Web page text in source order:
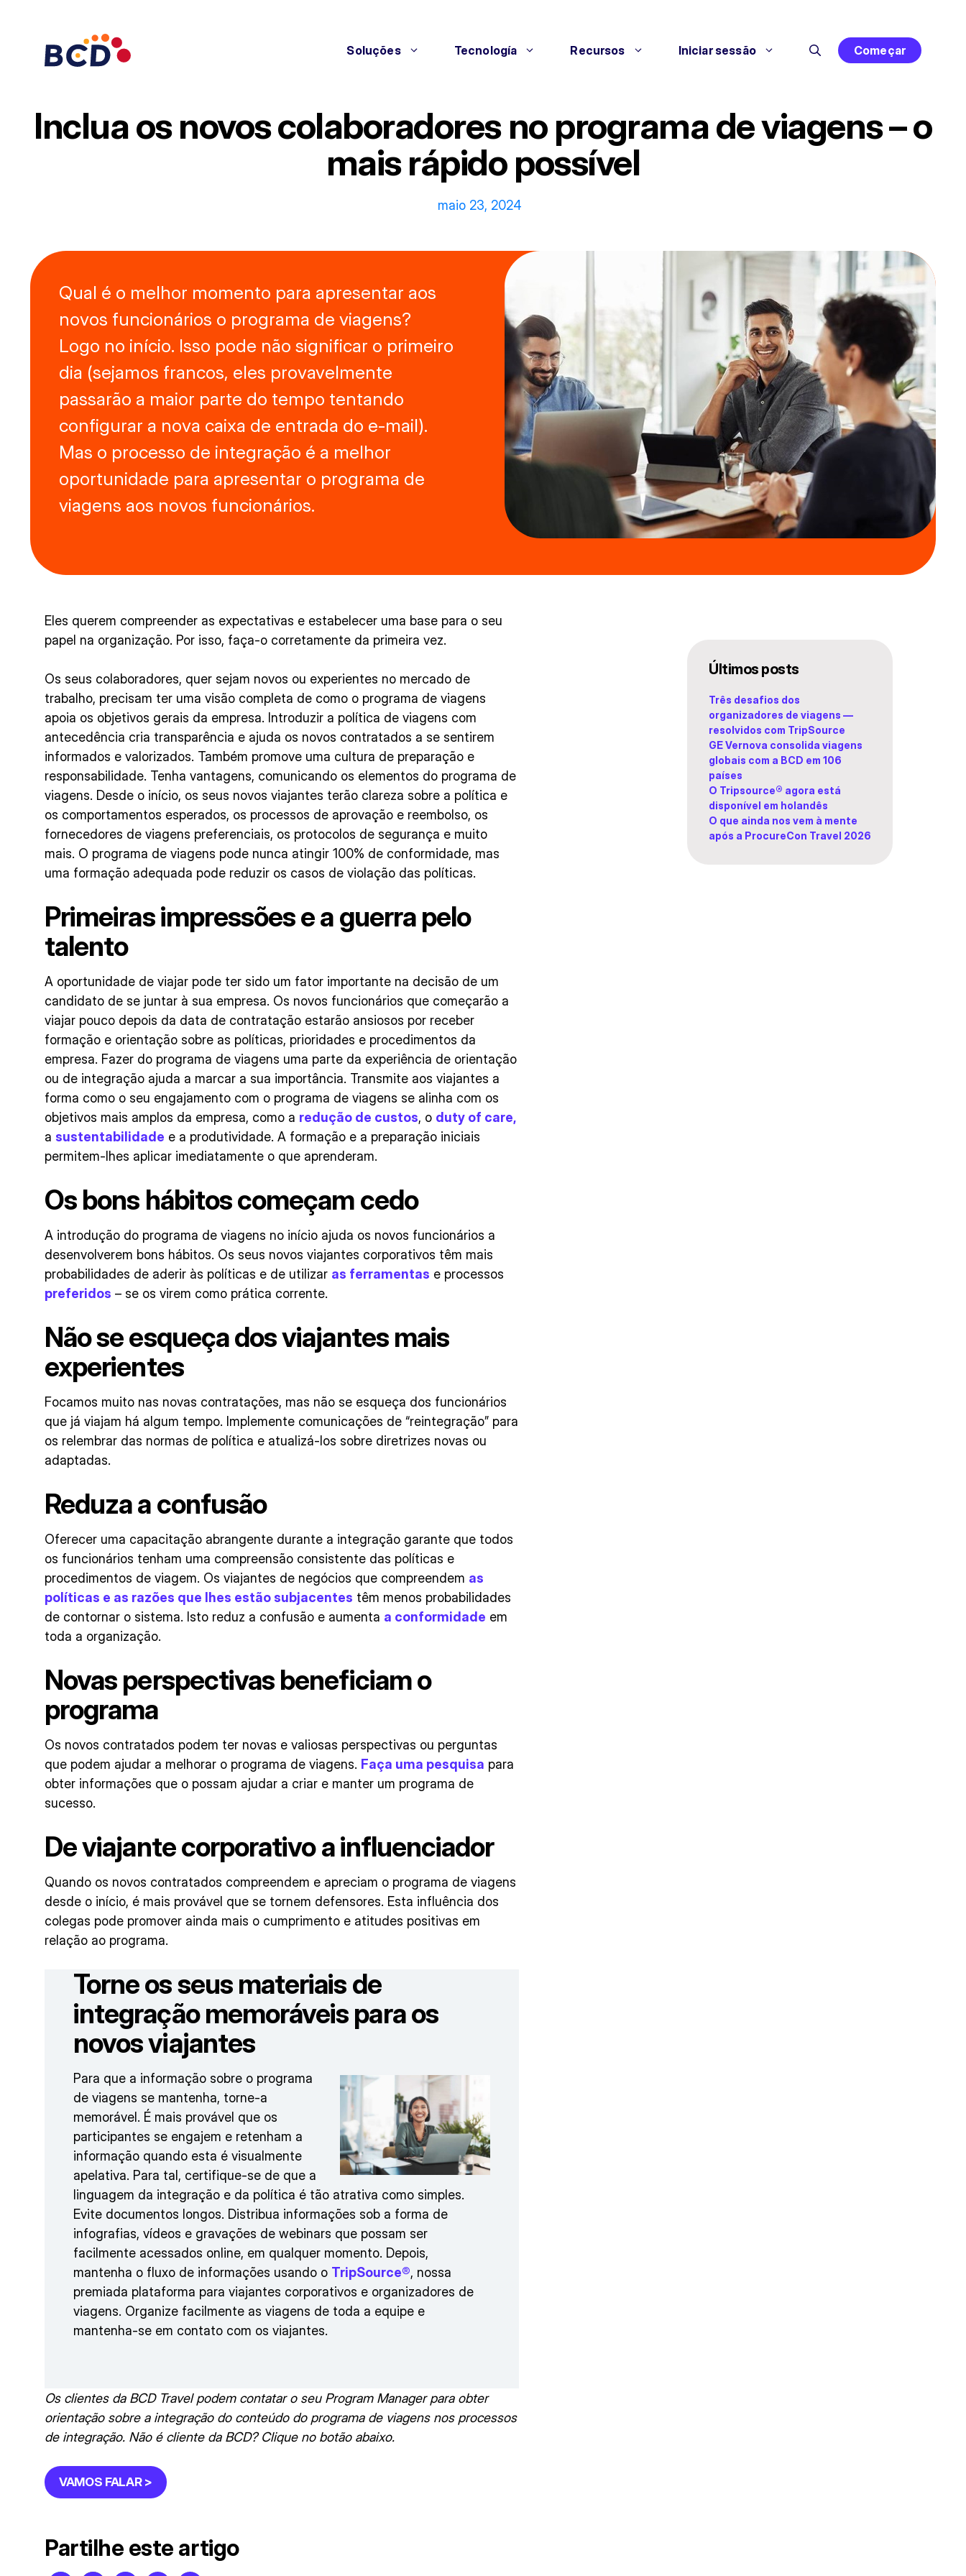
conteúdo
Soluções Tecnología Recursos Iniciar sessão Começar
Inclua os novos colaboradores no programa de viagens – o
mais rápido possível
maio 23, 2024
Qual é o melhor momento para apresentar aos
novos funcionários o programa de viagens?
Logo no início. Isso pode não significar o primeiro
dia (sejamos francos, eles provavelmente
passarão a maior parte do tempo tentando
configurar a nova caixa de entrada do e-mail).
Mas o processo de integração é a melhor
oportunidade para apresentar o programa de
viagens aos novos funcionários.
Eles querem compreender as expectativas e estabelecer uma base para o seu
papel na organização. Por isso, faça-o corretamente da primeira vez.
Os seus colaboradores, quer sejam novos ou experientes no mercado de
trabalho, precisam ter uma visão completa de como o programa de viagens
apoia os objetivos gerais da empresa. Introduzir a política de viagens com
antecedência cria transparência e ajuda os novos contratados a se sentirem
informados e valorizados. Também promove uma cultura de preparação e
responsabilidade. Tenha vantagens, comunicando os elementos do programa de
viagens. Desde o início, os seus novos viajantes terão clareza sobre a política e
os comportamentos esperados, os processos de aprovação e reembolso, os
fornecedores de viagens preferenciais, os protocolos de segurança e muito
mais. O programa de viagens pode nunca atingir 100% de conformidade, mas
uma formação adequada pode reduzir os casos de violação das políticas.
Primeiras impressões e a guerra pelo
talento
A oportunidade de viajar pode ter sido um fator importante na decisão de um
candidato de se juntar à sua empresa. Os novos funcionários que começarão a
viajar pouco depois da data de contratação estarão ansiosos por receber
formação e orientação sobre as políticas, prioridades e procedimentos da
empresa. Fazer do programa de viagens uma parte da experiência de orientação
ou de integração ajuda a marcar a sua importância. Transmite aos viajantes a
forma como o seu engajamento com o programa de viagens se alinha com os
objetivos mais amplos da empresa, como a redução de custos, o duty of care,
a sustentabilidade e a produtividade. A formação e a preparação iniciais
permitem-lhes aplicar imediatamente o que aprenderam.
Os bons hábitos começam cedo
A introdução do programa de viagens no início ajuda os novos funcionários a
desenvolverem bons hábitos. Os seus novos viajantes corporativos têm mais
probabilidades de aderir às políticas e de utilizar as ferramentas e processos
preferidos – se os virem como prática corrente.
Não se esqueça dos viajantes mais
experientes
Focamos muito nas novas contratações, mas não se esqueça dos funcionários
que já viajam há algum tempo. Implemente comunicações de “reintegração” para
os relembrar das normas de política e atualizá-los sobre diretrizes novas ou
adaptadas.
Reduza a confusão
Oferecer uma capacitação abrangente durante a integração garante que todos
os funcionários tenham uma compreensão consistente das políticas e
procedimentos de viagem. Os viajantes de negócios que compreendem as
políticas e as razões que lhes estão subjacentes têm menos probabilidades
de contornar o sistema. Isto reduz a confusão e aumenta a conformidade em
toda a organização.
Novas perspectivas beneficiam o
programa
Os novos contratados podem ter novas e valiosas perspectivas ou perguntas
que podem ajudar a melhorar o programa de viagens. Faça uma pesquisa para
obter informações que o possam ajudar a criar e manter um programa de
sucesso.
De viajante corporativo a influenciador
Quando os novos contratados compreendem e apreciam o programa de viagens
desde o início, é mais provável que se tornem defensores. Esta influência dos
colegas pode promover ainda mais o cumprimento e atitudes positivas em
relação ao programa.
Torne os seus materiais de
integração memoráveis para os
novos viajantes
Para que a informação sobre o programa
de viagens se mantenha, torne-a
memorável. É mais provável que os
participantes se engajem e retenham a
informação quando esta é visualmente
apelativa. Para tal, certifique-se de que a
linguagem da integração e da política é tão atrativa como simples.
Evite documentos longos. Distribua informações sob a forma de
infografias, vídeos e gravações de webinars que possam ser
facilmente acessados online, em qualquer momento. Depois,
mantenha o fluxo de informações usando o TripSource®, nossa
premiada plataforma para viajantes corporativos e organizadores de
viagens. Organize facilmente as viagens de toda a equipe e
mantenha-se em contato com os viajantes.
Os clientes da BCD Travel podem contatar o seu Program Manager para obter
orientação sobre a integração do conteúdo do programa de viagens nos processos
de integração. Não é cliente da BCD? Clique no botão abaixo.
VAMOS FALAR >
Partilhe este artigo
Últimos posts
Três desafios dos
organizadores de viagens —
resolvidos com TripSource
GE Vernova consolida viagens
globais com a BCD em 106
países
O Tripsource® agora está
disponível em holandês
O que ainda nos vem à mente
após a ProcureCon Travel 2026